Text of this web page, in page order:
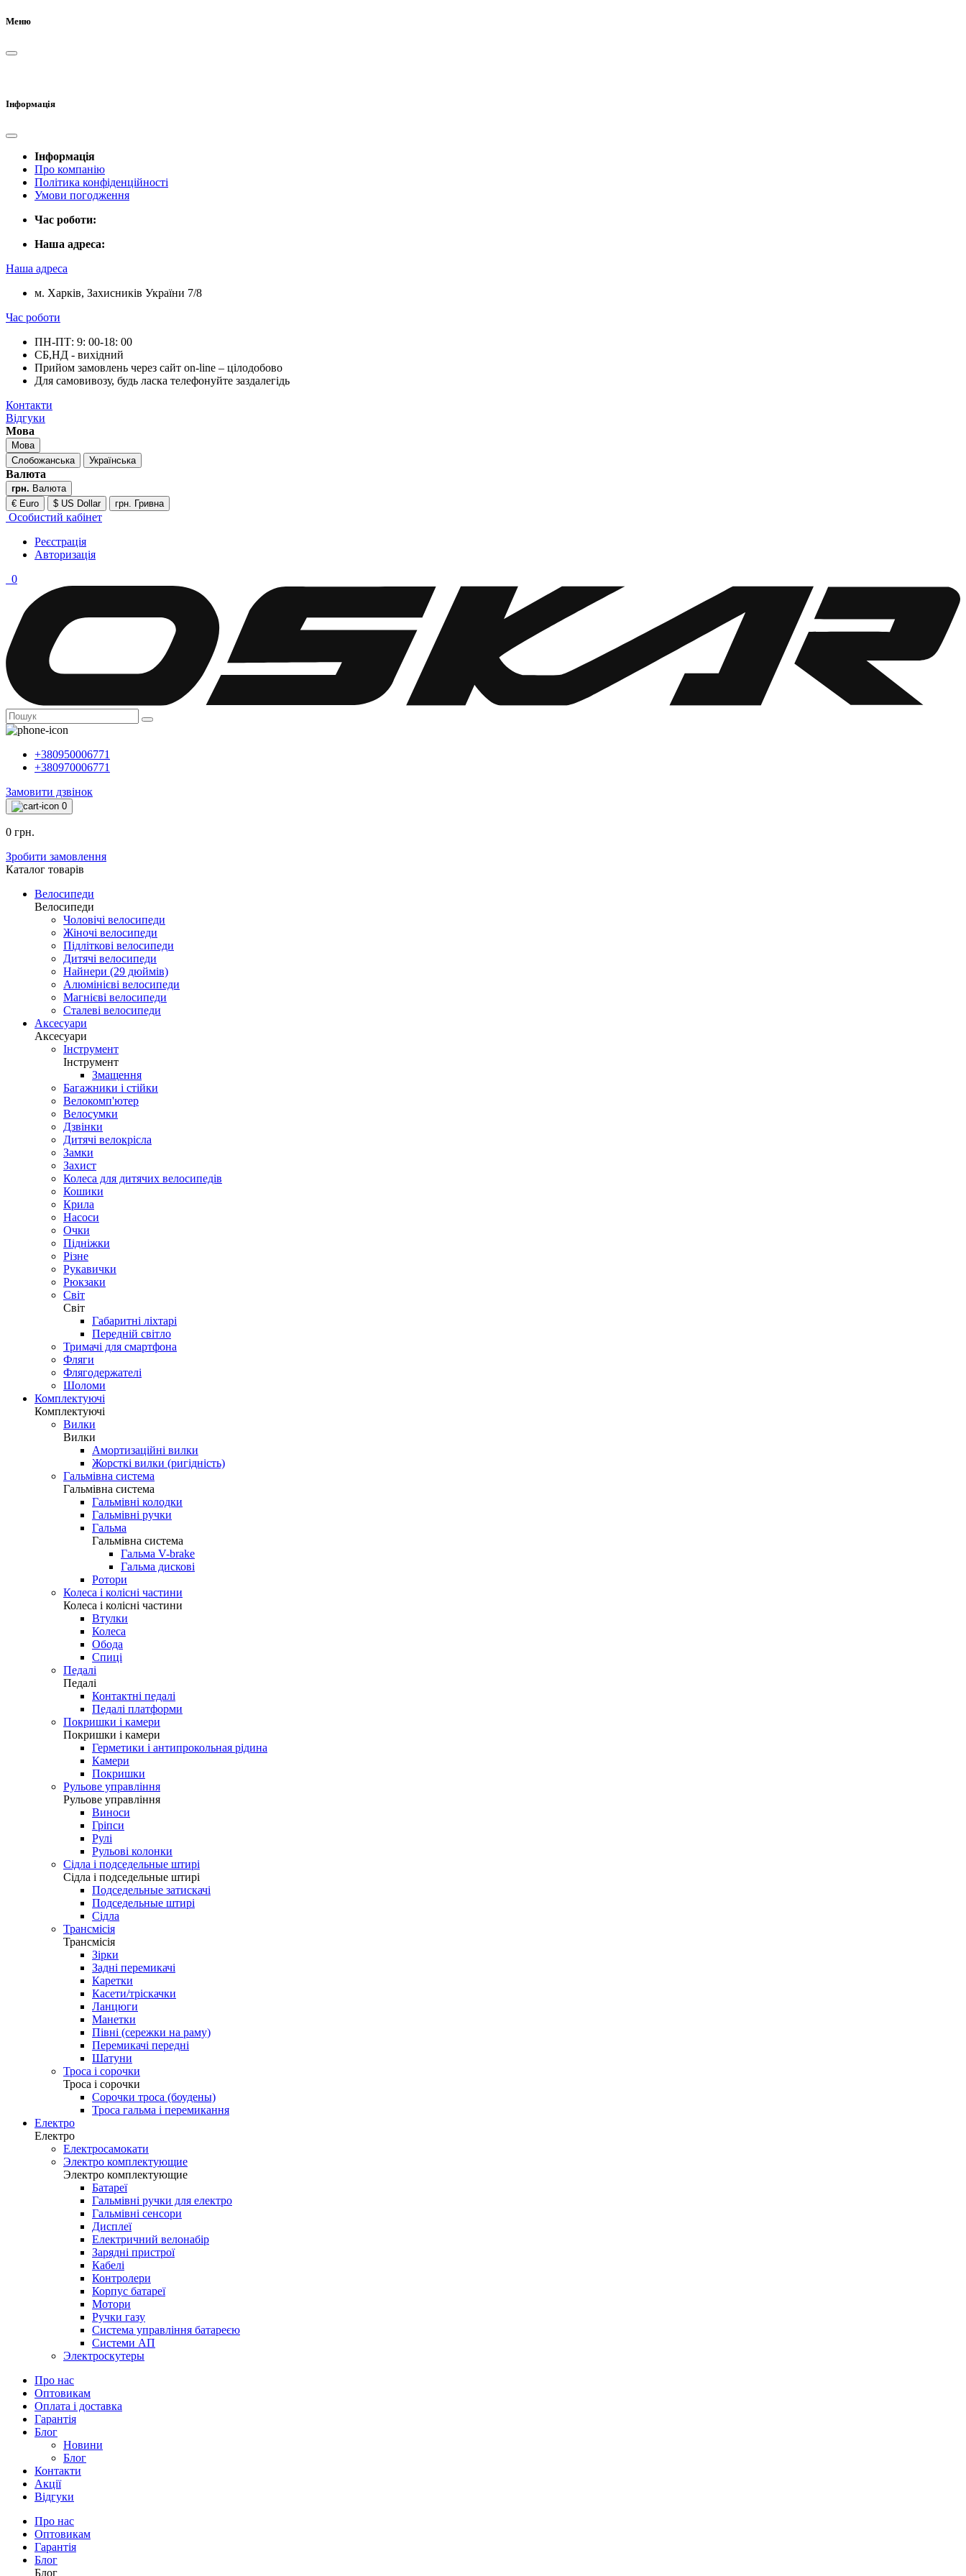
Меню
Інформація
Інформація
Про компанію
Політика конфіденційності
Умови погодження
Час роботи:
Наша адреса:
Наша адреса
м. Харків, Захисників України 7/8
Час роботи
ПН-ПТ: 9: 00-18: 00
СБ,НД - вихідний
Прийом замовлень через сайт on-line – цілодобово
Для самовивозу, будь ласка телефонуйте заздалегідь
Контакти
Відгуки
Мова
Мова
Слобожанська
Українська
Валюта
грн. Валюта
€ Euro
$ US Dollar грн. Гривна
Особистий кабінет
Реєстрація
Авторизація
0
+380950006771
+380970006771
Замовити дзвінок
0
0 грн.
Зробити замовлення
Каталог товарiв
Велосипеди
Велосипеди
Чоловічі велосипеди
Жіночі велосипеди
Підліткові велосипеди
Дитячі велосипеди
Найнери (29 дюймів)
Алюмінієві велосипеди
Магнієві велосипеди
Сталеві велосипеди
Аксесуари
Аксесуари
Інструмент
Інструмент
Змащення
Багажники і стійки
Велокомп'ютер
Велосумки
Дзвінки
Дитячі велокрісла
Замки
Захист
Колеса для дитячих велосипедів
Кошики
Крила
Насоси
Очки
Підніжки
Різне
Рукавички
Рюкзаки
Світ
Світ
Габаритні ліхтарі
Передній світло
Тримачі для смартфона
Фляги
Флягодержателі
Шоломи
Комплектуючі
Комплектуючі
Вилки
Вилки
Амортизаційні вилки
Жорсткі вилки (ригідність)
Гальмівна система
Гальмівна система
Гальмівні колодки
Гальмівні ручки
Гальма
Гальмівна система
Гальма V-brake
Гальма дискові
Ротори
Колеса і колісні частини
Колеса і колісні частини
Втулки
Колеса
Обода
Спиці
Педалі
Педалі
Контактні педалі
Педалі платформи
Покришки і камери
Покришки і камери
Герметики і антипрокольная рідина
Камери
Покришки
Рульове управління
Рульове управління
Виноси
Гріпси
Рулі
Рульові колонки
Сідла і подседельные штирі
Сідла і подседельные штирі
Подседельные затискачі
Подседельные штирі
Сідла
Трансмісія
Трансмісія
Зірки
Задні перемикачі
Каретки
Касети/тріскачки
Ланцюги
Манетки
Півні (сережки на раму)
Перемикачі передні
Шатуни
Троса і сорочки
Троса і сорочки
Сорочки троса (боудены)
Троса гальма і перемикання
Електро
Електро
Електросамокати
Электро комплектующие
Электро комплектующие
Батареї
Гальмівні ручки для електро
Гальмівні сенсори
Дисплеї
Електричний велонабір
Зарядні пристрої
Кабелі
Контролери
Корпус батареї
Мотори
Ручки газу
Система управління батареєю
Системи АП
Электроскутеры
Про нас
Оптовикам
Оплата і доставка
Гарантія
Блог
Новини
Блог
Контакти
Акції
Відгуки
Про нас
Оптовикам
Гарантія
Блог
Блог